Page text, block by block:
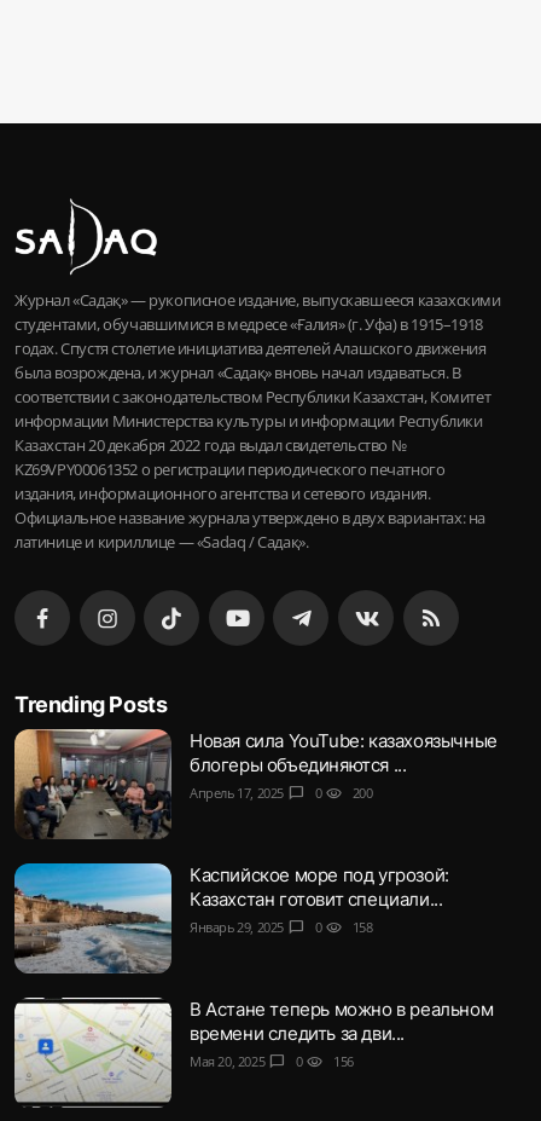
Журнал «Садақ» — рукописное издание, выпускавшееся казахскими
студентами, обучавшимися в медресе «Ғалия» (г. Уфа) в 1915–1918
годах. Спустя столетие инициатива деятелей Алашского движения
была возрождена, и журнал «Садақ» вновь начал издаваться. В
соответствии с законодательством Республики Казахстан, Комитет
информации Министерства культуры и информации Республики
Казахстан 20 декабря 2022 года выдал свидетельство №
KZ69VPY00061352 о регистрации периодического печатного
издания, информационного агентства и сетевого издания.
Официальное название журнала утверждено в двух вариантах: на
латинице и кириллице — «Sadaq / Садақ».
Trending Posts
Новая сила YouTube: казахоязычные
блогеры объединяются ...
Апрель 17, 2025 chat_bubble 0 visibility 200
Каспийское море под угрозой:
Казахстан готовит специали...
Январь 29, 2025 chat_bubble 0 visibility 158
В Астане теперь можно в реальном
времени следить за дви...
Мая 20, 2025 chat_bubble 0 visibility 156